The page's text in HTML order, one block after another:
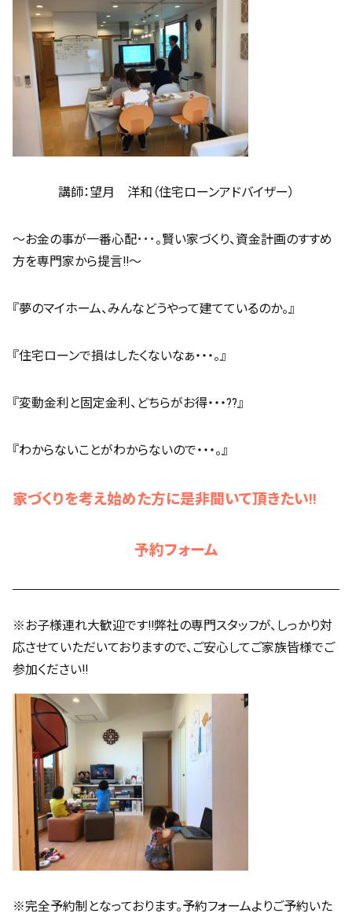
講師：望月 洋和（住宅ローンアドバイザー）
～お金の事が一番心配･･･。賢い家づくり、資金計画のすすめ
方を専門家から提言!!～
『夢のマイホーム、みんなどうやって建てているのか。』
『住宅ローンで損はしたくないなぁ・・・。』
『変動金利と固定金利、どちらがお得・・・??』
『わからないことがわからないので・・・。』
家づくりを考え始めた方に是非聞いて頂きたい!!
予約フォーム
※お子様連れ大歓迎です!!弊社の専門スタッフが、しっかり対
応させていただいておりますので、ご安心してご家族皆様でご
参加ください!!
※完全予約制となっております。予約フォームよりご予約いた